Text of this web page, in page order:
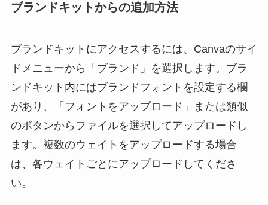
ブランドキットからの追加方法
ブランドキットにアクセスするには、Canvaのサイ
ドメニューから「ブランド」を選択します。ブラ
ンドキット内にはブランドフォントを設定する欄
があり、「フォントをアップロード」または類似
のボタンからファイルを選択してアップロードし
ます。複数のウェイトをアップロードする場合
は、各ウェイトごとにアップロードしてくださ
い。